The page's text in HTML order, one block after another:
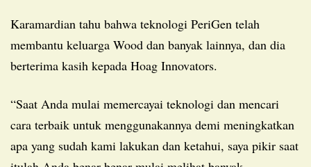
Karamardian tahu bahwa teknologi PeriGen telah
membantu keluarga Wood dan banyak lainnya, dan dia
berterima kasih kepada Hoag Innovators.
“Saat Anda mulai memercayai teknologi dan mencari
cara terbaik untuk menggunakannya demi meningkatkan
apa yang sudah kami lakukan dan ketahui, saya pikir saat